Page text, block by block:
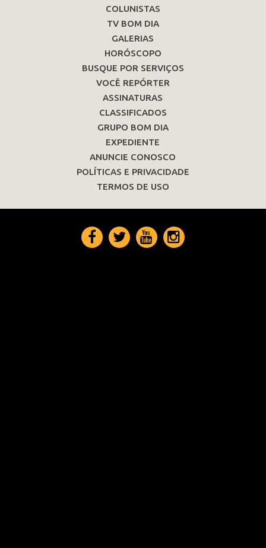
COLUNISTAS
TV BOM DIA
GALERIAS
HORÓSCOPO
BUSQUE POR SERVIÇOS
VOCÊ REPÓRTER
ASSINATURAS
CLASSIFICADOS
GRUPO BOM DIA
EXPEDIENTE
ANUNCIE CONOSCO
POLÍTICAS E PRIVACIDADE
TERMOS DE USO